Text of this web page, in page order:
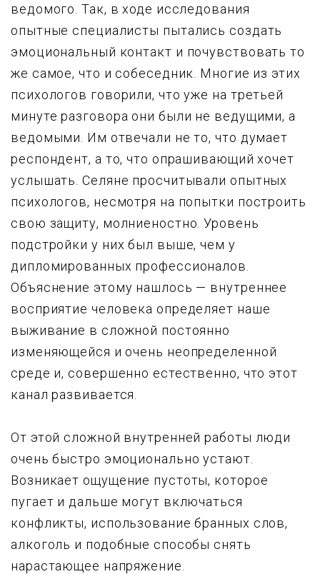
ведомого. Так, в ходе исследования
опытные специалисты пытались создать
эмоциональный контакт и почувствовать то
же самое, что и собеседник. Многие из этих
психологов говорили, что уже на третьей
минуте разговора они были не ведущими, а
ведомыми. Им отвечали не то, что думает
респондент, а то, что опрашивающий хочет
услышать. Селяне просчитывали опытных
психологов, несмотря на попытки построить
свою защиту, молниеностно. Уровень
подстройки у них был выше, чем у
дипломированных профессионалов.
Объяснение этому нашлось — внутреннее
восприятие человека определяет наше
выживание в сложной постоянно
изменяющейся и очень неопределенной
среде и, совершенно естественно, что этот
канал развивается.
От этой сложной внутренней работы люди
очень быстро эмоционально устают.
Возникает ощущение пустоты, которое
пугает и дальше могут включаться
конфликты, использование бранных слов,
алкоголь и подобные способы снять
нарастающее напряжение.